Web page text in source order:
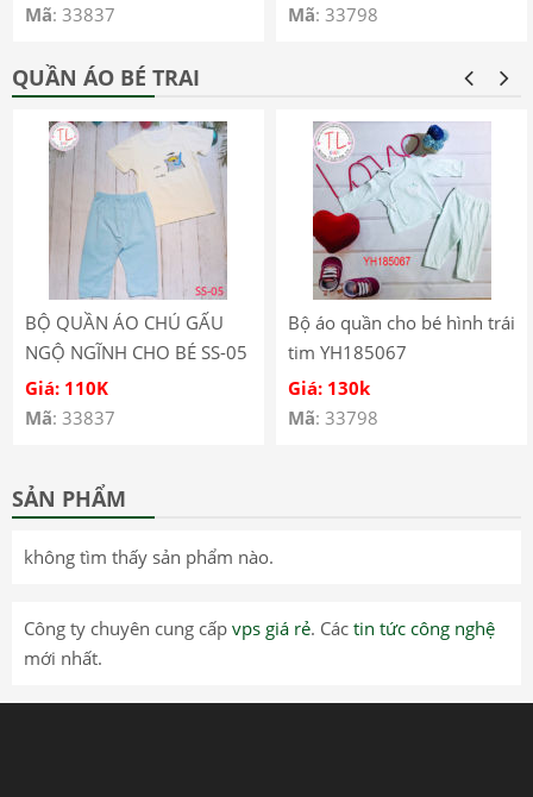
Mã: 33837
Mã: 33798
QUẦN ÁO BÉ TRAI
BỘ QUẦN ÁO CHÚ GẤU
NGỘ NGĨNH CHO BÉ SS-05
Giá: 110K
Mã: 33837
Bộ áo quần cho bé hình trái
tim YH185067
Giá: 130k
Mã: 33798
SẢN PHẨM
không tìm thấy sản phẩm nào.
Công ty chuyên cung cấp vps giá rẻ. Các tin tức công nghệ
mới nhất.